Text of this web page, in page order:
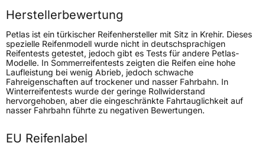
Höchstlast1030 kg
Generelle Merkmale
FahrzeugtypSUV
VerwendungSommerreifen
ModellnameExplero PT 431
FahrzeugartPKW & SUV
Herstellerbewertung
Petlas ist ein türkischer Reifenhersteller mit Sitz in Krehir. Dieses
spezielle Reifenmodell wurde nicht in deutschsprachigen
Reifentests getestet, jedoch gibt es Tests für andere Petlas-
Modelle. In Sommerreifentests zeigten die Reifen eine hohe
Laufleistung bei wenig Abrieb, jedoch schwache
Fahreigenschaften auf trockener und nasser Fahrbahn. In
Winterreifentests wurde der geringe Rollwiderstand
hervorgehoben, aber die eingeschränkte Fahrtauglichkeit auf
nasser Fahrbahn führte zu negativen Bewertungen.
EU Reifenlabel